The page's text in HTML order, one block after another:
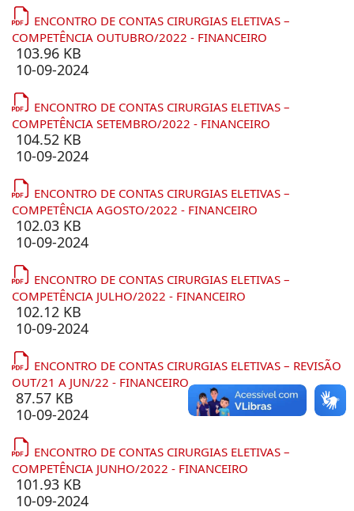
ENCONTRO DE CONTAS CIRURGIAS ELETIVAS –
COMPETÊNCIA OUTUBRO/2022 - FINANCEIRO
103.96 KB
10-09-2024
ENCONTRO DE CONTAS CIRURGIAS ELETIVAS –
COMPETÊNCIA SETEMBRO/2022 - FINANCEIRO
104.52 KB
10-09-2024
ENCONTRO DE CONTAS CIRURGIAS ELETIVAS –
COMPETÊNCIA AGOSTO/2022 - FINANCEIRO
102.03 KB
10-09-2024
ENCONTRO DE CONTAS CIRURGIAS ELETIVAS –
COMPETÊNCIA JULHO/2022 - FINANCEIRO
102.12 KB
10-09-2024
ENCONTRO DE CONTAS CIRURGIAS ELETIVAS – REVISÃO
OUT/21 A JUN/22 - FINANCEIRO
87.57 KB
10-09-2024
ENCONTRO DE CONTAS CIRURGIAS ELETIVAS –
COMPETÊNCIA JUNHO/2022 - FINANCEIRO
101.93 KB
10-09-2024